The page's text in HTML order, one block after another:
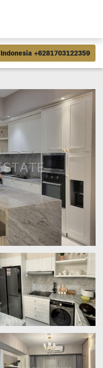
Indonesia +6281703122359